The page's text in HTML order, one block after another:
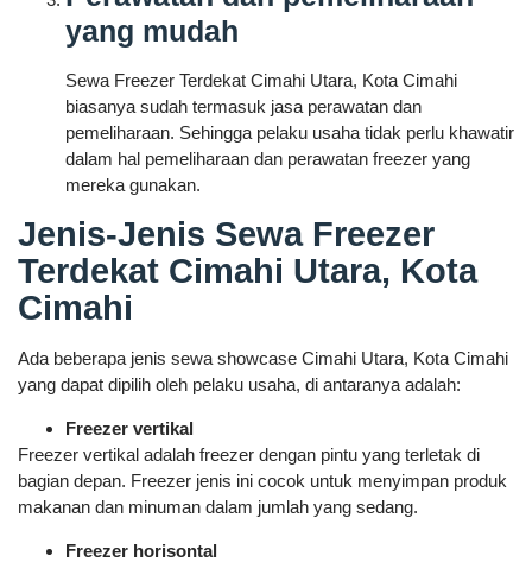
yang mudah
Sewa Freezer Terdekat Cimahi Utara, Kota Cimahi
biasanya sudah termasuk jasa perawatan dan
pemeliharaan. Sehingga pelaku usaha tidak perlu khawatir
dalam hal pemeliharaan dan perawatan freezer yang
mereka gunakan.
Jenis-Jenis Sewa Freezer
Terdekat Cimahi Utara, Kota
Cimahi
Ada beberapa jenis sewa showcase Cimahi Utara, Kota Cimahi
yang dapat dipilih oleh pelaku usaha, di antaranya adalah:
Freezer vertikal
Freezer vertikal adalah freezer dengan pintu yang terletak di
bagian depan. Freezer jenis ini cocok untuk menyimpan produk
makanan dan minuman dalam jumlah yang sedang.
Freezer horisontal